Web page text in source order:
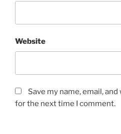
Website
Save my name, email,
for the next time I comment.